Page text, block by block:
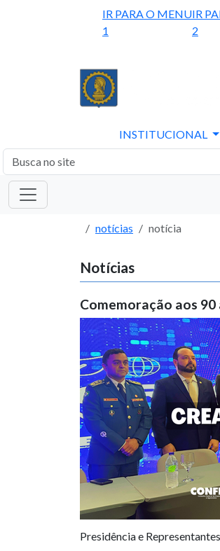
IR PARA O MENU
1
IR
2
INSTITUCIONAL
notícias notícia
Notícias
Comemoração aos 90
Presidência e